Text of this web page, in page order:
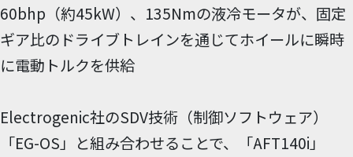
60bhp（約45kW）、135Nmの液冷モータが、固定
ギア比のドライブトレインを通じてホイールに瞬時
に電動トルクを供給
Electrogenic社のSDV技術（制御ソフトウェア）
「EG-OS」と組み合わせることで、「AFT140i」